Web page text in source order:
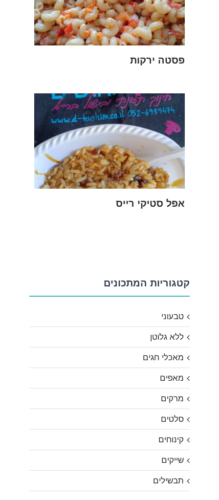
פסטה ירקות
אפל סטיקי רייס
קטגוריות המתכונים
טבעוני
ללא גלוטן
מאכלי חגים
מאפים
מרקים
סלטים
קינוחים
שייקים
תבשילים